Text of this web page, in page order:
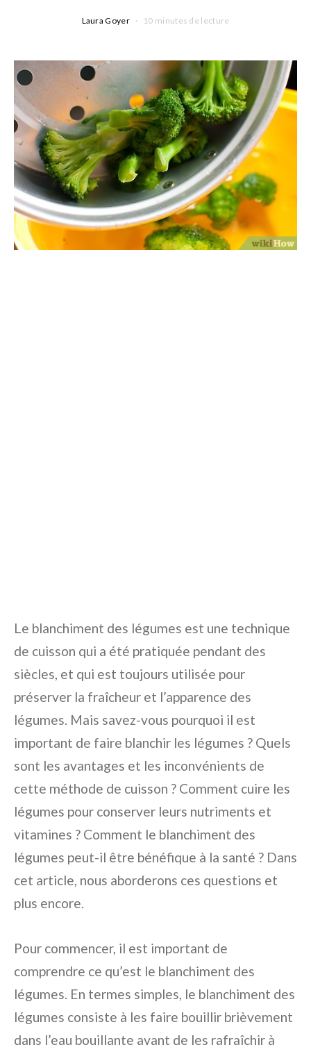
Laura Goyer 10 minutes de lecture
Le blanchiment des légumes est une technique
de cuisson qui a été pratiquée pendant des
siècles, et qui est toujours utilisée pour
préserver la fraîcheur et l’apparence des
légumes. Mais savez-vous pourquoi il est
important de faire blanchir les légumes ? Quels
sont les avantages et les inconvénients de
cette méthode de cuisson ? Comment cuire les
légumes pour conserver leurs nutriments et
vitamines ? Comment le blanchiment des
légumes peut-il être bénéfique à la santé ? Dans
cet article, nous aborderons ces questions et
plus encore.
Pour commencer, il est important de
comprendre ce qu’est le blanchiment des
légumes. En termes simples, le blanchiment des
légumes consiste à les faire bouillir brièvement
dans l’eau bouillante avant de les rafraîchir à